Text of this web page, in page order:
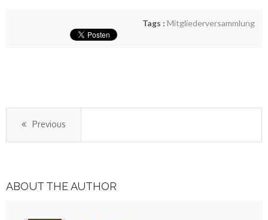
Tags : Mitgliederversammlung
Previous
ABOUT THE AUTHOR